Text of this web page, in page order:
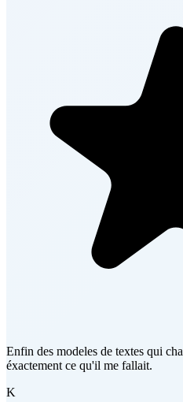
Enfin des modeles de textes qui
éxactement ce qu'il me fallait.
K